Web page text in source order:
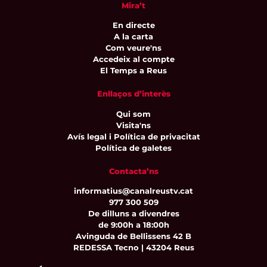
Mira’t
En directe
A la carta
Com veure'ns
Accedeix al compte
El Temps a Reus
Enllaços d’interès
Qui som
Visita'ns
Avís legal i Política de privacitat
Política de galetes
Contacta’ns
informatius@canalreustv.cat
977 300 509
De dilluns a divendres
de 9:00h a 18:00h
Avinguda de Bellissens 42 B
REDESSA Tecno | 43204 Reus